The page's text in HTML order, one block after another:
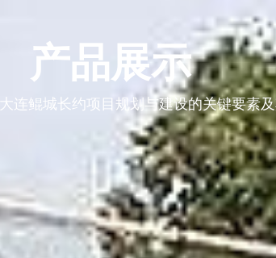
产品展示
大连鲲城长约项目规划与建设的关键要素